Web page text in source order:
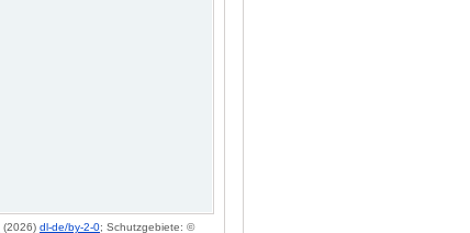
(2026) dl-de/by-2-0; Schutzgebiete: ©